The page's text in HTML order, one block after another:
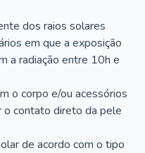
dos raios solares
em que a exposição
a radiação entre 10h e
o corpo e/ou acessórios
o contato direto da pele
de acordo com o tipo